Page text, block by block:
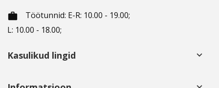
working_hours
Töötunnid: E-R: 10.00 - 19.00;
L: 10.00 - 18.00;
Kasulikud lingid keyboard_arrow_down